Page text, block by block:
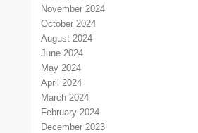
November 2024
October 2024
August 2024
June 2024
May 2024
April 2024
March 2024
February 2024
December 2023